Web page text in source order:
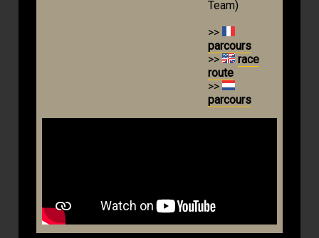
Team)
>>
parcours
>>
race
route
>>
parcours